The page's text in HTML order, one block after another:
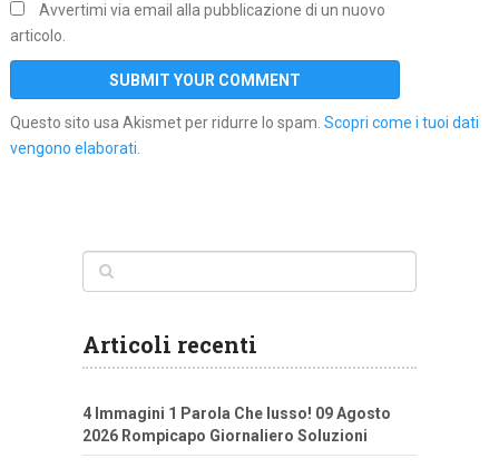
Avvertimi via email alla pubblicazione di un nuovo
articolo.
Questo sito usa Akismet per ridurre lo spam. Scopri come i tuoi dati
vengono elaborati.
Articoli recenti
4 Immagini 1 Parola Che lusso! 09 Agosto
2026 Rompicapo Giornaliero Soluzioni